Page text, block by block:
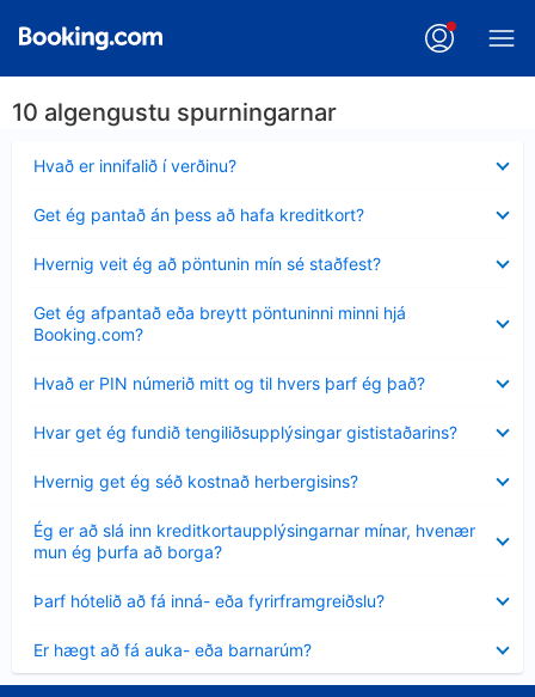
10 algengustu spurningarnar
Hvað er innifalið í verðinu?
sýnt
Get ég pantað án þess að hafa kreditkort?
sýnt
Hvernig veit ég að pöntunin mín sé staðfest?
sýnt
Get ég afpantað eða breytt pöntuninni minni hjá
Booking.com?
sýnt
Hvað er PIN númerið mitt og til hvers þarf ég það?
sýnt
Hvar get ég fundið tengiliðsupplýsingar gististaðarins?
sýnt
Hvernig get ég séð kostnað herbergisins?
sýnt
Ég er að slá inn kreditkortaupplýsingarnar mínar, hvenær
mun ég þurfa að borga?
Minna
sýnt
Þarf hótelið að fá inná- eða fyrirframgreiðslu?
sýnt
Er hægt að fá auka- eða barnarúm?
sýnt